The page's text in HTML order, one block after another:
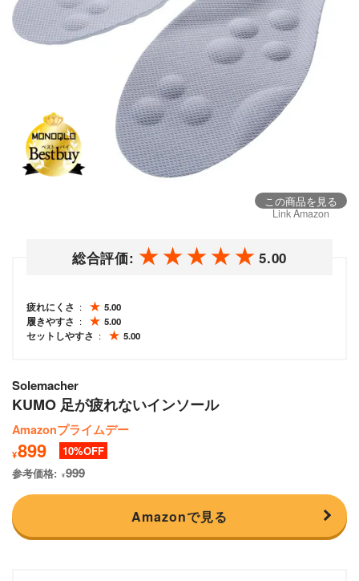
この商品を見る
Link Amazon
総合評価: 5.00
疲れにくさ
5.00
履きやすさ
5.00
セットしやすさ
5.00
Solemacher
KUMO 足が疲れないインソール
Amazonプライムデー
¥899
10
参考価格:
¥999
Amazonで見る